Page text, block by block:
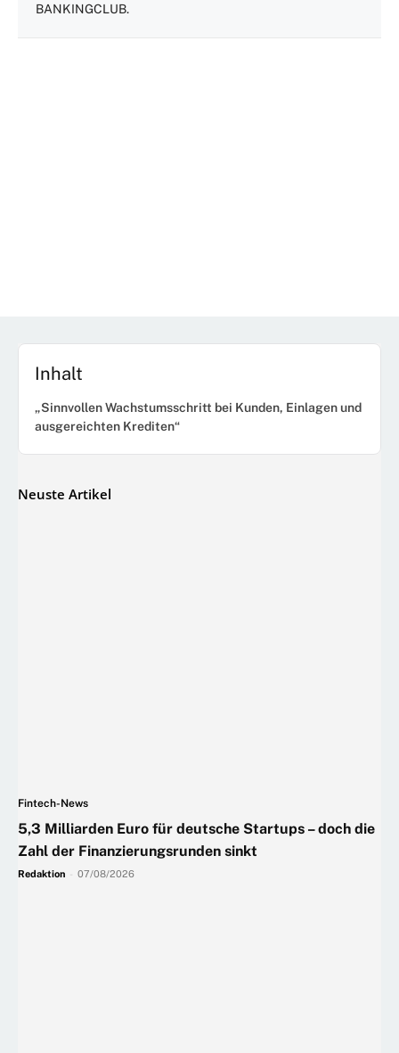
BANKINGCLUB.
Inhalt
„Sinnvollen Wachstumsschritt bei Kunden, Einlagen und
ausgereichten Krediten“
Neuste Artikel
Fintech-News
5,3 Milliarden Euro für deutsche Startups – doch die
Zahl der Finanzierungsrunden sinkt
Redaktion 07/08/2026